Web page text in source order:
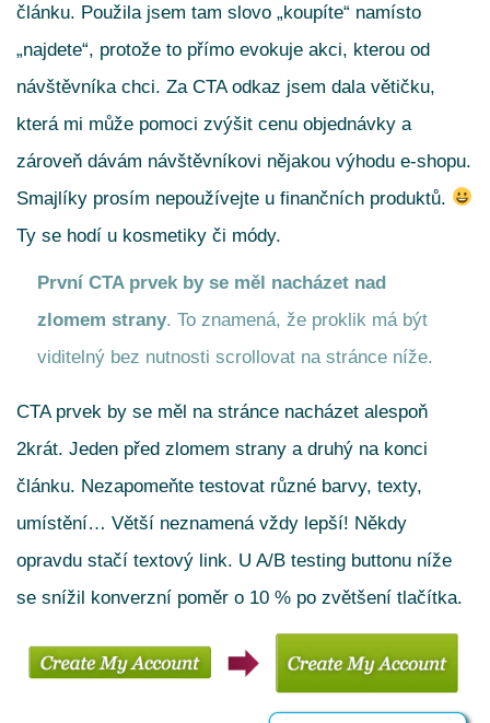
článku. Použila jsem tam slovo „koupíte“ namísto
„najdete“, protože to přímo evokuje akci, kterou od
návštěvníka chci. Za CTA odkaz jsem dala větičku,
která mi může pomoci zvýšit cenu objednávky a
zároveň dávám návštěvníkovi nějakou výhodu e-shopu.
Smajlíky prosím nepoužívejte u finančních produktů.
Ty se hodí u kosmetiky či módy.
První CTA prvek by se měl nacházet nad
zlomem strany. To znamená, že proklik má být
viditelný bez nutnosti scrollovat na stránce níže.
CTA prvek by se měl na stránce nacházet alespoň
2krát. Jeden před zlomem strany a druhý na konci
článku. Nezapomeňte testovat různé barvy, texty,
umístění… Větší neznamená vždy lepší! Někdy
opravdu stačí textový link. U A/B testing buttonu níže
se snížil konverzní poměr o 10 % po zvětšení tlačítka.